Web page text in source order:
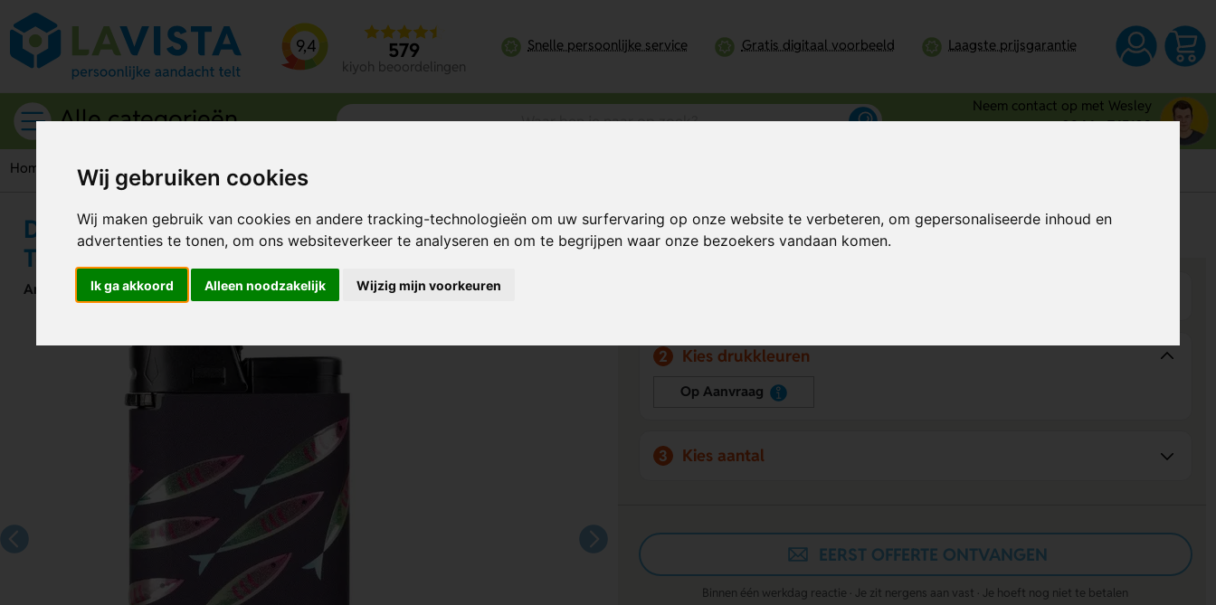
Wij gebruiken cookies
Wij maken gebruik van cookies en andere tracking-technologieën om uw surfervaring op onze website te verbeteren, om gepersonaliseerde inhoud en
advertenties te tonen, om ons websiteverkeer te analyseren en om te begrijpen waar onze bezoekers vandaan komen.
Ik ga akkoord Alleen noodzakelijk Wijzig mijn voorkeuren
9,4 579
kiyoh beoordelingen
Snelle persoonlijke service Gratis digitaal voorbeeld Laagste prijsgarantie
Alle categorieën
Neem contact op met Wesley
0344 - 745109
Home Giveaways Aanstekers Djeep aanstekers
Djeep aansteker Metallic Soft Glittering
TouchFeel
Artikelnummer:317260
Bereken mijn prijs Prijs op aanvraag
2 Kies drukkleuren
Op Aanvraag
3 Kies aantal
EERST OFFERTE ONTVANGEN
Binnen één werkdag reactie · Je zit nergens aan vast · Je hoeft nog niet te betalen